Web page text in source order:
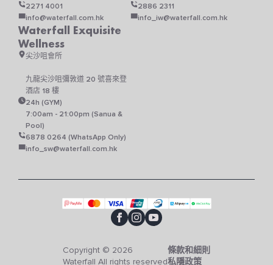
2271 4001
info@waterfall.com.hk
2886 2311
info_iw@waterfall.com.hk
Waterfall Exquisite
Wellness
尖沙咀會所
九龍尖沙咀彌敦道 20 號喜來登
酒店 18 樓
24h (GYM)
7:00am - 21:00pm (Sanua &
Pool)
6878 0264 (WhatsApp Only)
info_sw@waterfall.com.hk
Copyright © 2026
Waterfall All rights reserved
條款和細則
私隱政策